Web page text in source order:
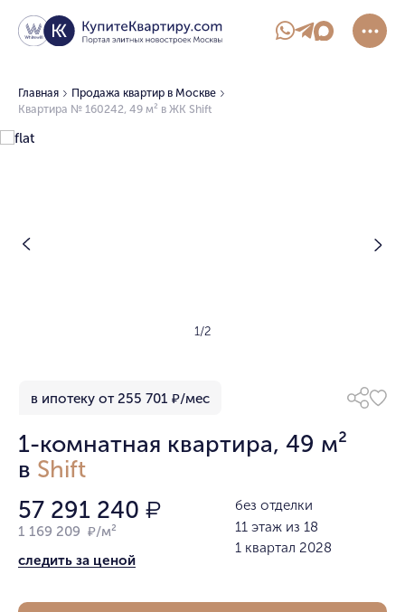
Главная
Продажа квартир в Москве
Квартира № 160242, 49 м² в ЖК Shift
1-комнатная квартира, 49 м²
в Shift
в ипотеку от 255 701 ₽/мес
1/2
57 291 240 ₽
1 169 209 ₽/м²
следить за ценой
без отделки
11 этаж из 18
1 квартал 2028